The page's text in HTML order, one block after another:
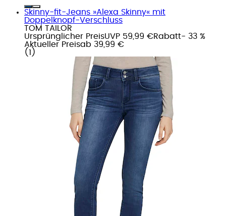
Skinny-fit-Jeans »Alexa Skinny« mit
Doppelknopf-Verschluss
TOM TAILOR
Ursprünglicher PreisUVP 59,99 €Rabatt- 33 %
Aktueller Preisab 39,99 €
( 1 )